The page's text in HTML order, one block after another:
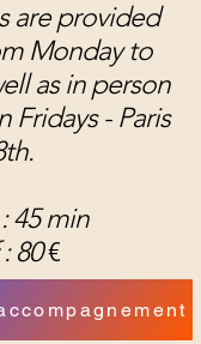
are provided
Monday to
as in person
Fridays - Paris
45 min
: 80€